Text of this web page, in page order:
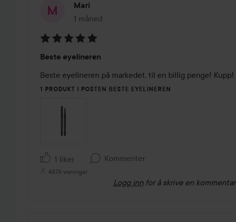
Mari
1 måned
Innlegget ble opprettet 1 måned
5
av
5
Beste eyelineren
Beste eyelineren på markedet, til en billig penge! Kupp!
1 PRODUKT I POSTEN BESTE EYELINEREN
1 liker Kommenter
4876 visninger
Logg inn for å skrive en kommentar